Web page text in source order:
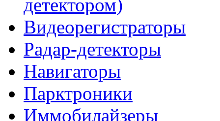
детектором)
Видеорегистраторы
Радар-детекторы
Навигаторы
Парктроники
Иммобилайзеры